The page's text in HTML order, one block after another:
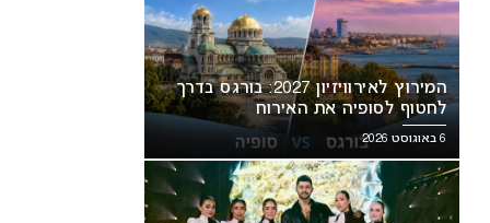
המירוץ לאירוויזיון 2027: בורגס בדרך
לחטוף לסופיה את האירוח
6 באוגוסט 2026